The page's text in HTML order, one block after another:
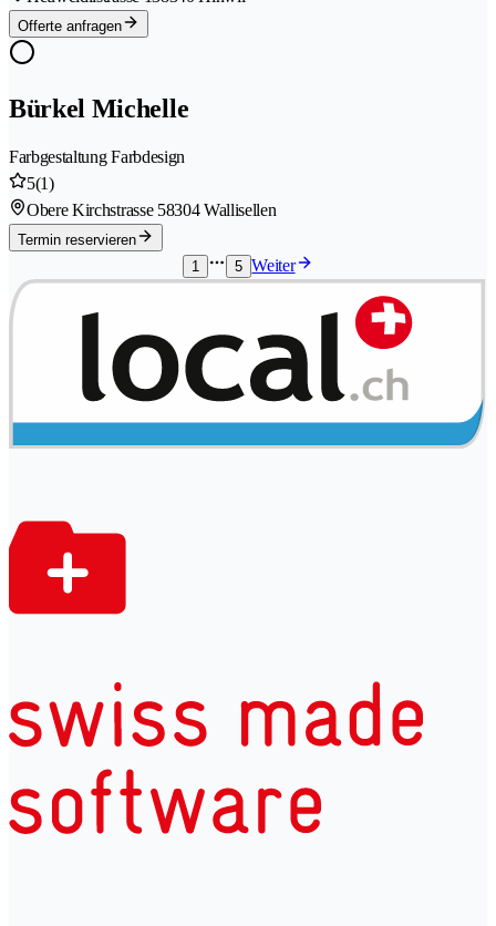
Offerte anfragen
Bürkel Michelle
Farbgestaltung Farbdesign
5(1)
Obere Kirchstrasse 58304 Wallisellen
Termin reservieren
1
5 Weiter